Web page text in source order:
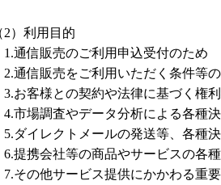
2）利用目的
通信販売のご利用申込受付のため
通信販売をご利用いただく条件等
お客様との契約や法律に基づく権
市場調査やデータ分析による各種
ダイレクトメールの発送等、各種
提携会社等の商品やサービスの各
その他サービス提供にかかわる重